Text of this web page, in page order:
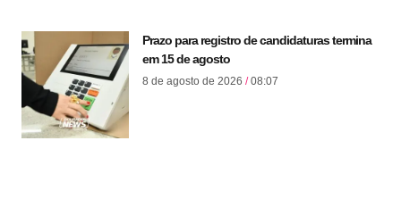
Prazo para registro de candidaturas termina
em 15 de agosto
8 de agosto de 2026 08:07